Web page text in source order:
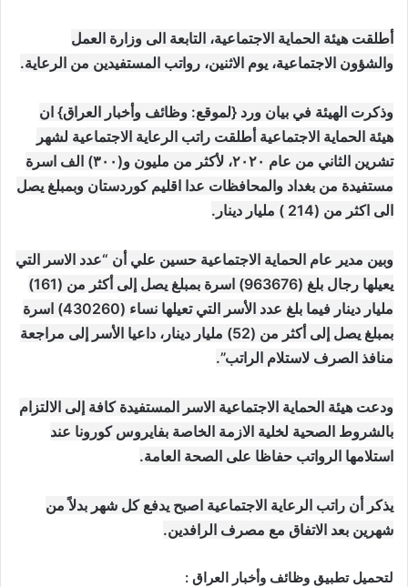
أطلقت هيئة الحماية الاجتماعية، التابعة الى وزارة العمل
والشؤون الاجتماعية، يوم الاثنين، رواتب المستفيدين من الرعاية.
وذكرت الهيئة في بيان ورد {لموقع: وظائف وأخبار العراق} ان
هيئة الحماية الاجتماعية أطلقت راتب الرعاية الاجتماعية لشهر
تشرين الثاني من عام ٢٠٢٠، لأكثر من مليون و(٣٠٠) الف اسرة
مستفيدة من بغداد والمحافظات عدا اقليم كوردستان وبمبلغ يصل
الى اكثر من (214 ) مليار دينار.
وبين مدير عام الحماية الاجتماعية حسين علي أن “عدد الاسر التي
يعيلها رجال بلغ (963676) اسرة بمبلغ يصل إلى أكثر من (161)
مليار دينار فيما بلغ عدد الأسر التي تعيلها نساء (430260) اسرة
بمبلغ يصل إلى أكثر من (52) مليار دينار، داعيا الأسر إلى مراجعة
منافذ الصرف لاستلام الراتب”.
ودعت هيئة الحماية الاجتماعية الاسر المستفيدة كافة إلى الالتزام
بالشروط الصحية لخلية الازمة الخاصة بفايروس كورونا عند
استلامها الرواتب حفاظا على الصحة العامة.
يذكر أن راتب الرعاية الاجتماعية اصبح يدفع كل شهر بدلاً من
شهرين بعد الاتفاق مع مصرف الرافدين.
لتحميل تطبيق وظائف وأخبار العراق :